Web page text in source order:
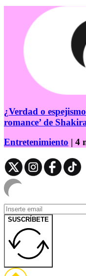
¿Verdad o
romance’ de
Entretenimiento | 4
SUSCRÍBETE